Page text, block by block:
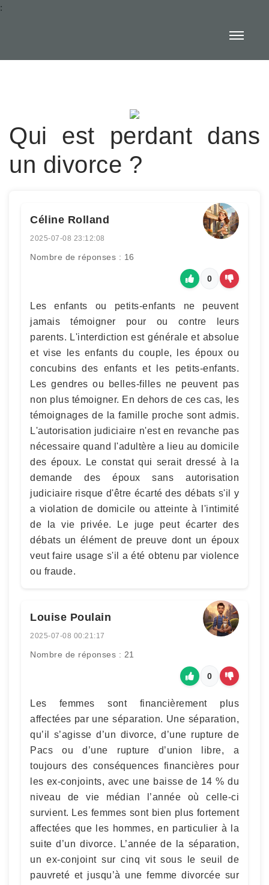
:
Qui est perdant dans
un divorce ?
Céline Rolland
2025-07-08 23:12:08
Nombre de réponses : 16
0
Les enfants ou petits-enfants ne peuvent
jamais témoigner pour ou contre leurs
parents. L'interdiction est générale et absolue
et vise les enfants du couple, les époux ou
concubins des enfants et les petits-enfants.
Les gendres ou belles-filles ne peuvent pas
non plus témoigner. En dehors de ces cas, les
témoignages de la famille proche sont admis.
L'autorisation judiciaire n'est en revanche pas
nécessaire quand l'adultère a lieu au domicile
des époux. Le constat qui serait dressé à la
demande des époux sans autorisation
judiciaire risque d'être écarté des débats s'il y
a violation de domicile ou atteinte à l'intimité
de la vie privée. Le juge peut écarter des
débats un élément de preuve dont un époux
veut faire usage s'il a été obtenu par violence
ou fraude.
Louise Poulain
2025-07-08 00:21:17
Nombre de réponses : 21
0
Les femmes sont financièrement plus
affectées par une séparation. Une séparation,
qu’il s’agisse d’un divorce, d’une rupture de
Pacs ou d’une rupture d’union libre, a
toujours des conséquences financières pour
les ex-conjoints, avec une baisse de 14 % du
niveau de vie médian l’année où celle-ci
survient. Les femmes sont bien plus fortement
affectées que les hommes, en particulier à la
suite d’un divorce. L’année de la séparation,
un ex-conjoint sur cinq vit sous le seuil de
pauvreté et jusqu’à une femme divorcée sur